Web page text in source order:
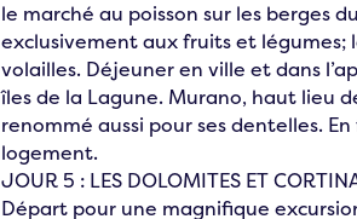
le marché au poisson sur les berges
exclusivement aux fruits et légumes;
volailles. Déjeuner en ville et dans
îles de la Lagune. Murano, haut lieu
renommé aussi pour ses dentelles.
logement.
JOUR 5 : LES DOLOMITES ET
Départ pour une magnifique